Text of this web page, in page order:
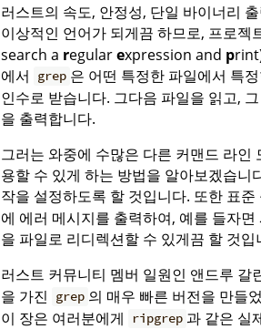
러스트의 속도, 안정성, 단일 바이너리
이상적인 언어가 되게끔 하므로, 프로젝
search a regularexpression and p
에서
grep 은 어떤 특정한 파일에서 특
인수로 받습니다. 그다음 파일을 읽고,
을 출력합니다.
그러는 와중에 수많은 다른 커맨드 라
용할 수 있게 하는 방법을 알아보겠습
작을 설정하도록 할 것입니다. 또한 표준
에 에러 메시지를 출력하여, 예를 들자
을 파일로 리디렉션할 수 있게끔 할 것입
러스트 커뮤니티 멤버 일원인 앤드루
을 가진
grep 의 매우 빠른 버전을 만들
이 장은 여러분에게
ripgrep 과 같은 실